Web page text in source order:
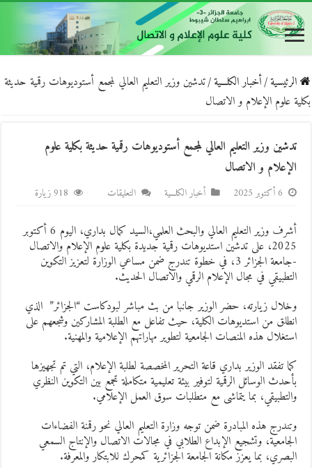
الرئيسية/أخبار الكلـــية/تدشين وزير التعليم العالي لمجمع أستوديوهات رقمية حديثة
بكلية علوم الإعلام و الاتصال
تدشين وزير التعليم العالي لمجمع أستوديوهات رقمية حديثة بكلية علوم
الإعلام و الاتصال
6 أكتوبر 2025 أخبار الكلـــية التعليقات
وزير
التعليم
العالي
رقمية
حديثة
بكلية
علوم
الإعلام
و
مغلقة
918 زيارة
أشرف وزير التعليم العالي والبحث العلمي،السيد كمال بداري، اليوم 6 أكتوبر
2025، على تدشين استديوهات رقمية جديدة بكلية علوم الإعلام والاتصال
-جامعة الجزائر 3، في خطوة تندرج ضمن مساعي الوزارة لتعزيز التكوين
التطبيقي في مجال الإعلام الرقمي والاتصال الحديث.
وخلال زيارته، حضر الوزير جانبا من بث مباشر لبودكاست “الجزائر” الذي
انطلق من استديوهات الكلية، حيث تفاعل مع الطلبة المشاركين وشجعهم على
استغلال هذه المنصات الجامعية لتطوير مهاراتهم الإعلامية والمهنية.
كما تفقد الوزير بداري قاعة التحرير المخصصة لطلبة الإعلام، التي تم تجهيزها
بأحدث الوسائل الرقمية لتوفير بيئة تعليمية متكاملة تجمع بين التكوين النظري
والتطبيقي، بما يتماشى مع متطلبات سوق العمل الإعلامي.
وتندرج هذه المبادرة ضمن توجه وزارة التعليم العالي نحو رقمنة الفضاءات
الجامعية، وتشجيع الإبداع الطلابي في مجالات الاتصال والإنتاج السمعي
البصري، بما يعزز مكانة الجامعة الجزائرية كمحرك للابتكار والمعرفة.